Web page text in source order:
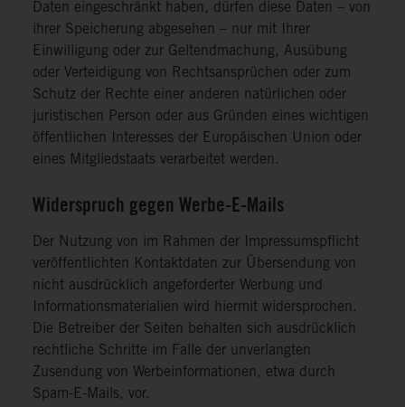
Daten eingeschränkt haben, dürfen diese Daten – von
ihrer Speicherung abgesehen – nur mit Ihrer
Einwilligung oder zur Geltendmachung, Ausübung
oder Verteidigung von Rechtsansprüchen oder zum
Schutz der Rechte einer anderen natürlichen oder
juristischen Person oder aus Gründen eines wichtigen
öffentlichen Interesses der Europäischen Union oder
eines Mitgliedstaats verarbeitet werden.
Widerspruch gegen Werbe-E-Mails
Der Nutzung von im Rahmen der Impressumspflicht
veröffentlichten Kontaktdaten zur Übersendung von
nicht ausdrücklich angeforderter Werbung und
Informationsmaterialien wird hiermit widersprochen.
Die Betreiber der Seiten behalten sich ausdrücklich
rechtliche Schritte im Falle der unverlangten
Zusendung von Werbeinformationen, etwa durch
Spam-E-Mails, vor.